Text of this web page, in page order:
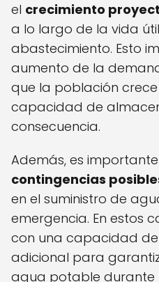
el crecimiento
a lo largo de la vida
abastecimiento. Esto
aumento de la
que la población
capacidad de
consecuencia.
Además, es
contingencias
en el suministro de
emergencia. En estos
con una capacidad
adicional para
agua potable durante